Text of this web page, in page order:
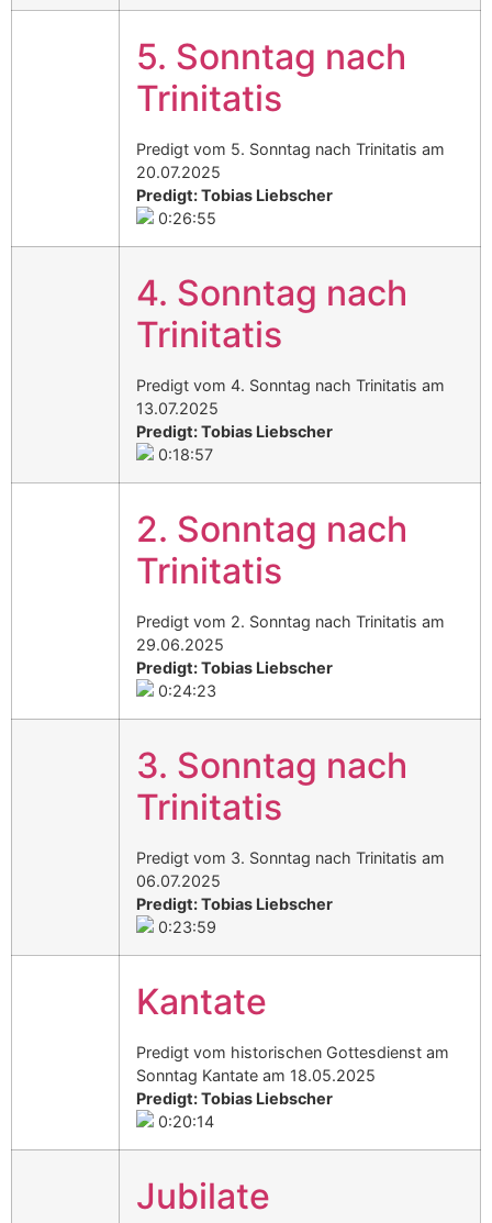
5. Sonntag nach
Trinitatis
Predigt vom 5. Sonntag nach Trinitatis am
20.07.2025
Predigt: Tobias Liebscher
0:26:55
4. Sonntag nach
Trinitatis
Predigt vom 4. Sonntag nach Trinitatis am
13.07.2025
Predigt: Tobias Liebscher
0:18:57
2. Sonntag nach
Trinitatis
Predigt vom 2. Sonntag nach Trinitatis am
29.06.2025
Predigt: Tobias Liebscher
0:24:23
3. Sonntag nach
Trinitatis
Predigt vom 3. Sonntag nach Trinitatis am
06.07.2025
Predigt: Tobias Liebscher
0:23:59
Kantate
Predigt vom historischen Gottesdienst am
Sonntag Kantate am 18.05.2025
Predigt: Tobias Liebscher
0:20:14
Jubilate